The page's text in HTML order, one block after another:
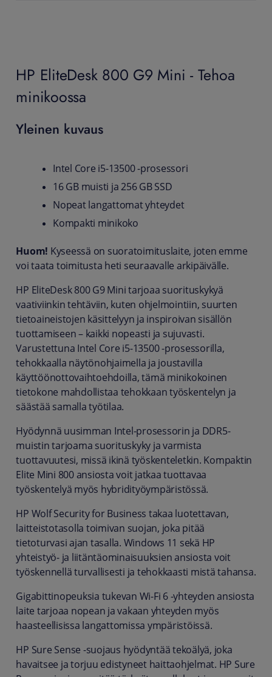
HP EliteDesk 800 G9 Mini - Tehoa
minikoossa
Yleinen kuvaus
Intel Core i5-13500 -prosessori
16 GB muisti ja 256 GB SSD
Nopeat langattomat yhteydet
Kompakti minikoko
Huom! Kyseessä on suoratoimituslaite, joten emme
voi taata toimitusta heti seuraavalle arkipäivälle.
HP EliteDesk 800 G9 Mini tarjoaa suorituskykyä
vaativiinkin tehtäviin, kuten ohjelmointiin, suurten
tietoaineistojen käsittelyyn ja inspiroivan sisällön
tuottamiseen – kaikki nopeasti ja sujuvasti.
Varustettuna Intel Core i5-13500 -prosessorilla,
tehokkaalla näytönohjaimella ja joustavilla
käyttöönottovaihtoehdoilla, tämä minikokoinen
tietokone mahdollistaa tehokkaan työskentelyn ja
säästää samalla työtilaa.
Hyödynnä uusimman Intel-prosessorin ja DDR5-
muistin tarjoama suorituskyky ja varmista
tuottavuutesi, missä ikinä työskenteletkin. Kompaktin
Elite Mini 800 ansiosta voit jatkaa tuottavaa
työskentelyä myös hybridityöympäristössä.
HP Wolf Security for Business takaa luotettavan,
laitteistotasolla toimivan suojan, joka pitää
tietoturvasi ajan tasalla. Windows 11 sekä HP
yhteistyö- ja liitäntäominaisuuksien ansiosta voit
työskennellä turvallisesti ja tehokkaasti mistä tahansa.
Gigabittinopeuksia tukevan Wi-Fi 6 -yhteyden ansiosta
laite tarjoaa nopean ja vakaan yhteyden myös
haasteellisissa langattomissa ympäristöissä.
HP Sure Sense -suojaus hyödyntää tekoälyä, joka
havaitsee ja torjuu edistyneet haittaohjelmat. HP Sure